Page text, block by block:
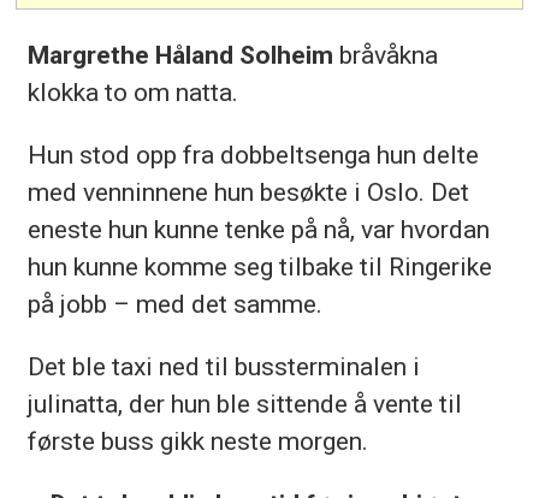
Margrethe Håland Solheim bråvåkna
klokka to om natta.
Hun stod opp fra dobbeltsenga hun delte
med venninnene hun besøkte i Oslo. Det
eneste hun kunne tenke på nå, var hvordan
hun kunne komme seg tilbake til Ringerike
på jobb – med det samme.
Det ble taxi ned til bussterminalen i
julinatta, der hun ble sittende å vente til
første buss gikk neste morgen.